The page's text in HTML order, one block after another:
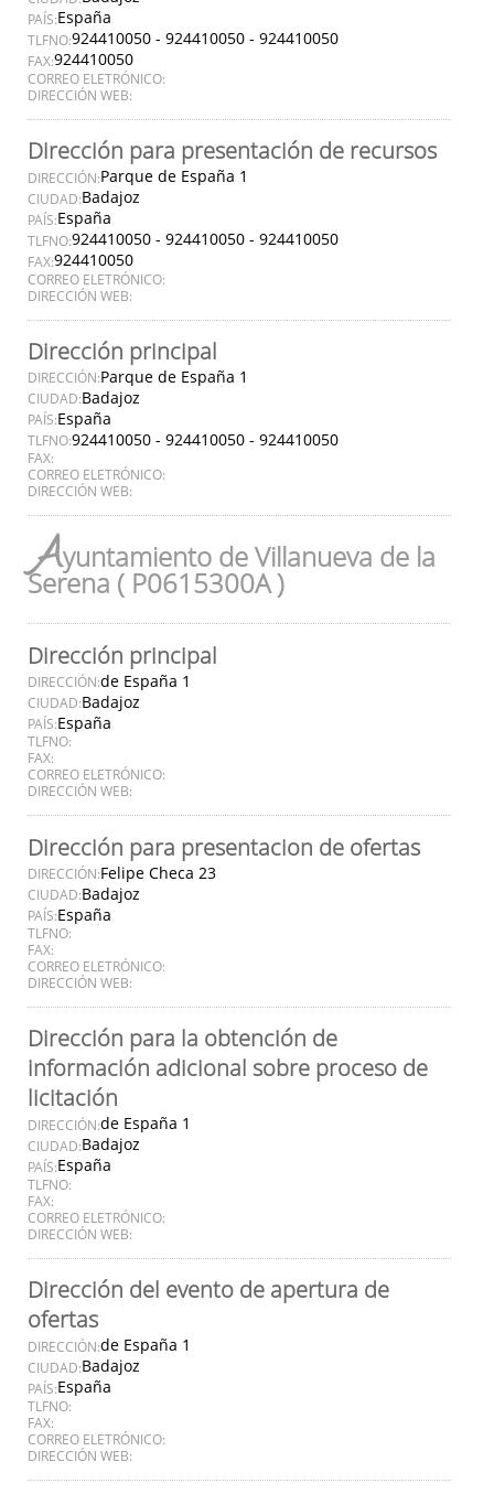
PAÍS:España
TLFNO:924410050 - 924410050 - 924410050
FAX:924410050
CORREO ELETRÓNICO:
DIRECCIÓN WEB:
Dirección para presentación de recursos
DIRECCIÓN:Parque de España 1
CIUDAD:Badajoz
PAÍS:España
TLFNO:924410050 - 924410050 - 924410050
FAX:924410050
CORREO ELETRÓNICO:
DIRECCIÓN WEB:
Dirección principal
DIRECCIÓN:Parque de España 1
CIUDAD:Badajoz
PAÍS:España
TLFNO:924410050 - 924410050 - 924410050
FAX:
CORREO ELETRÓNICO:
DIRECCIÓN WEB:
Ayuntamiento de Villanueva de la
Serena ( P0615300A )
Dirección principal
DIRECCIÓN:de España 1
CIUDAD:Badajoz
PAÍS:España
TLFNO:
FAX:
CORREO ELETRÓNICO:
DIRECCIÓN WEB:
Dirección para presentacion de ofertas
DIRECCIÓN:Felipe Checa 23
CIUDAD:Badajoz
PAÍS:España
TLFNO:
FAX:
CORREO ELETRÓNICO:
DIRECCIÓN WEB:
Dirección para la obtención de
información adicional sobre proceso de
licitación
DIRECCIÓN:de España 1
CIUDAD:Badajoz
PAÍS:España
TLFNO:
FAX:
CORREO ELETRÓNICO:
DIRECCIÓN WEB:
Dirección del evento de apertura de
ofertas
DIRECCIÓN:de España 1
CIUDAD:Badajoz
PAÍS:España
TLFNO:
FAX:
CORREO ELETRÓNICO:
DIRECCIÓN WEB: